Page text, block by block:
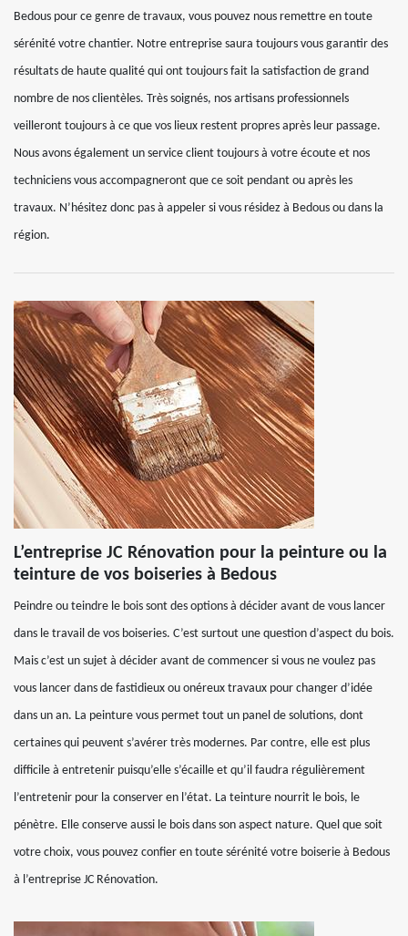
Bedous pour ce genre de travaux, vous pouvez nous remettre en toute
sérénité votre chantier. Notre entreprise saura toujours vous garantir des
résultats de haute qualité qui ont toujours fait la satisfaction de grand
nombre de nos clientèles. Très soignés, nos artisans professionnels
veilleront toujours à ce que vos lieux restent propres après leur passage.
Nous avons également un service client toujours à votre écoute et nos
techniciens vous accompagneront que ce soit pendant ou après les
travaux. N’hésitez donc pas à appeler si vous résidez à Bedous ou dans la
région.
L’entreprise JC Rénovation pour la peinture ou la
teinture de vos boiseries à Bedous
Peindre ou teindre le bois sont des options à décider avant de vous lancer
dans le travail de vos boiseries. C’est surtout une question d’aspect du bois.
Mais c’est un sujet à décider avant de commencer si vous ne voulez pas
vous lancer dans de fastidieux ou onéreux travaux pour changer d’idée
dans un an. La peinture vous permet tout un panel de solutions, dont
certaines qui peuvent s’avérer très modernes. Par contre, elle est plus
difficile à entretenir puisqu’elle s’écaille et qu’il faudra régulièrement
l’entretenir pour la conserver en l’état. La teinture nourrit le bois, le
pénètre. Elle conserve aussi le bois dans son aspect nature. Quel que soit
votre choix, vous pouvez confier en toute sérénité votre boiserie à Bedous
à l’entreprise JC Rénovation.